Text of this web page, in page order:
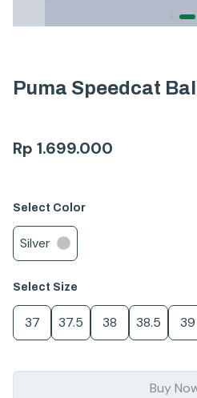
Puma Speedcat
Rp 1.699.000
Select Color
Silver
Select Size
37 37.5 38 38.5 39
Buy